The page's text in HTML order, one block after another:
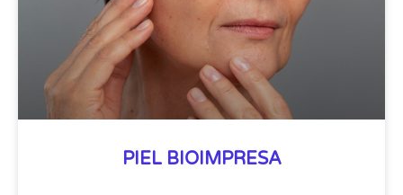
PIEL BIOIMPRESA